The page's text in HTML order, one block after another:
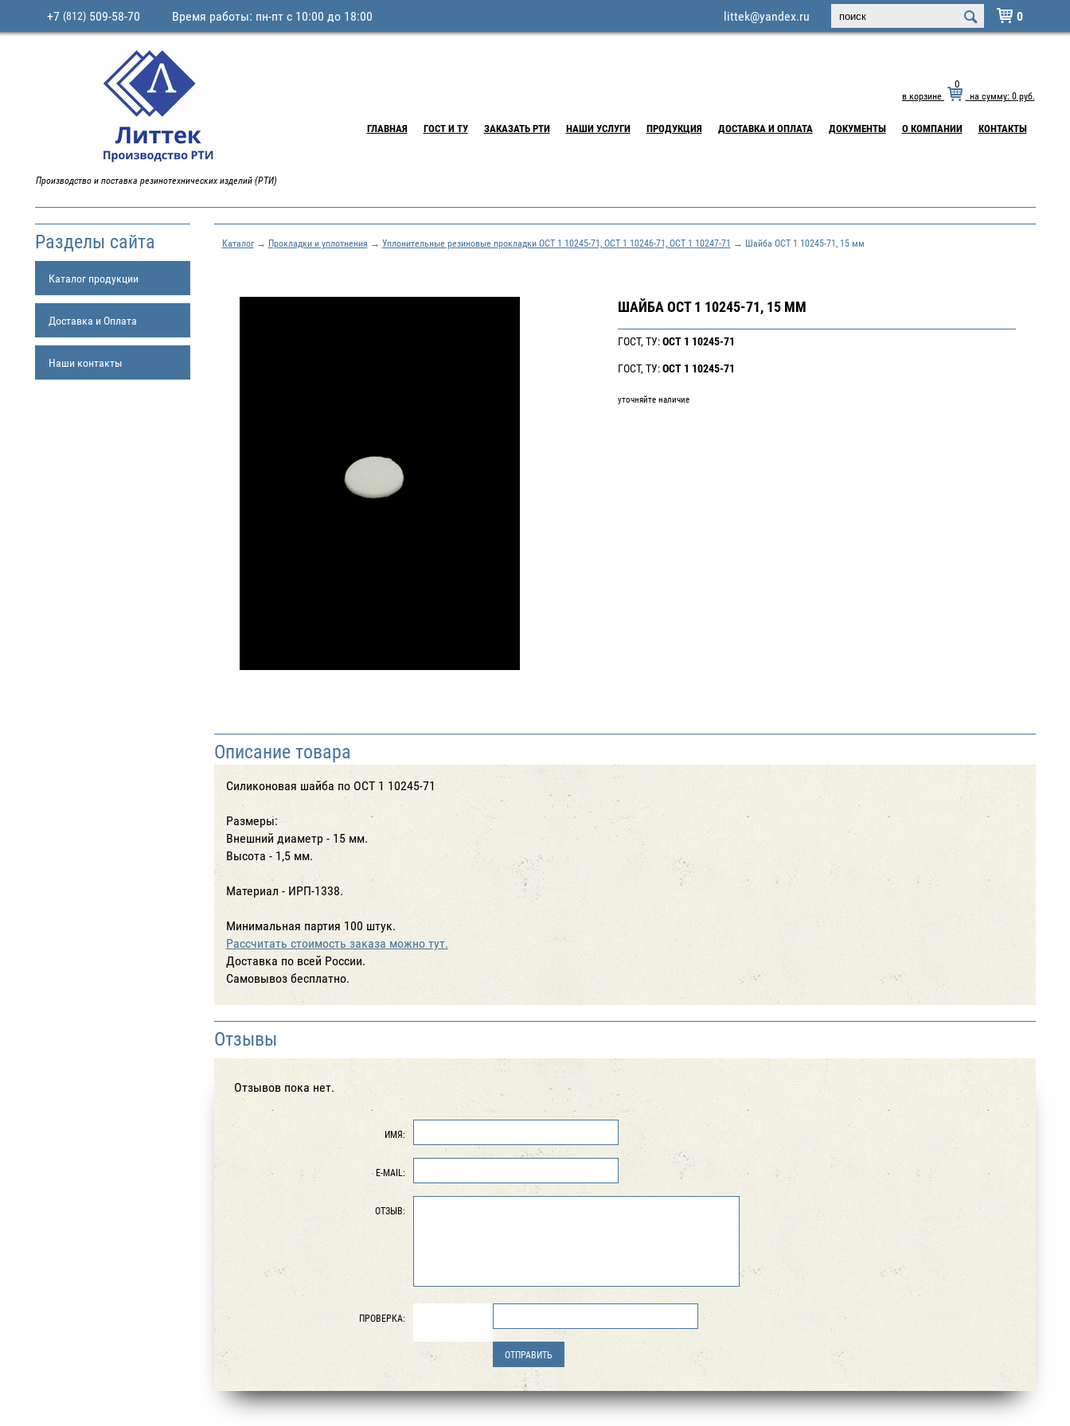
 0
+7 (812)509-58-70 Время работы: пн-пт с 10:00 до 18:00 littek@yandex.ru
Производство и поставка резинотехнических изделий (РТИ)
в корзине
0
на сумму: 0руб.
ГЛАВНАЯ ГОСТ И ТУ ЗАКАЗАТЬ РТИ НАШИ УСЛУГИ ПРОДУКЦИЯ ДОСТАВКА И ОПЛАТА ДОКУМЕНТЫ О КОМПАНИИ КОНТАКТЫ
Разделы сайта
Каталог продукции
Доставка и Оплата
Наши контакты
Каталог→ Прокладки и уплотнения → Уплонительные резиновые прокладки ОСТ 1 10245-71, ОСТ 1 10246-71, ОСТ 1 10247-71 → Шайба ОСТ 1 10245-71, 15 мм
ШАЙБА ОСТ 1 10245-71, 15 ММ
ГОСТ, ТУ:ОСТ 1 10245-71
ГОСТ, ТУ:ОСТ 1 10245-71
уточняйте наличие
Описание товара
Силиконовая шайба по ОСТ 1 10245-71
Размеры:
Внешний диаметр - 15 мм.
Высота - 1,5 мм.
Материал - ИРП-1338.
Минимальная партия 100 штук.
Рассчитать стоимость заказа можно тут.
Доставка по всей России.
Cамовывоз бесплатно.
Отзывы
Отзывов пока нет.
ИМЯ:
E-MAIL:
ОТЗЫВ:
ПРОВЕРКА: